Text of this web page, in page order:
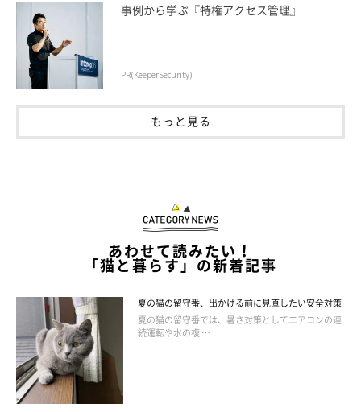
事例から学ぶ『特権アクセス管理』
PR(KeeperSecurity)
もっと見る
あわせて読みたい！
「猫と暮らす」の新着記事
夏の猫の留守番、出かける前に見直したい安全対策
夏の猫の留守番では、暑さ対策としてエアコンの連
続運転や水の複 …